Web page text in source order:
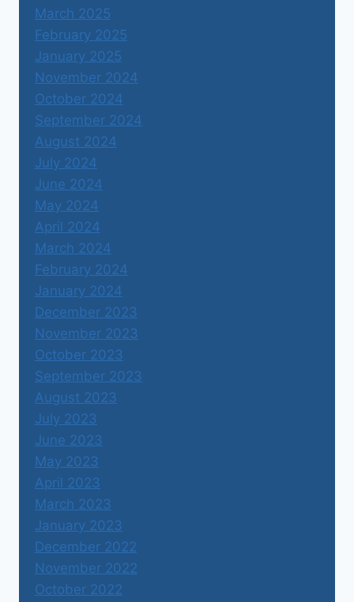
March 2025
February 2025
January 2025
November 2024
October 2024
September 2024
August 2024
July 2024
June 2024
May 2024
April 2024
March 2024
February 2024
January 2024
December 2023
November 2023
October 2023
September 2023
August 2023
July 2023
June 2023
May 2023
April 2023
March 2023
January 2023
December 2022
November 2022
October 2022